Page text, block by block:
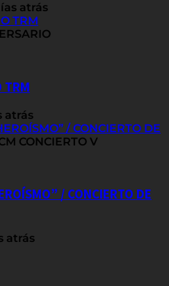
atrás
TRM
TRM
atrás
/ CONCIERTO DE
/ CONCIERTO DE
atrás